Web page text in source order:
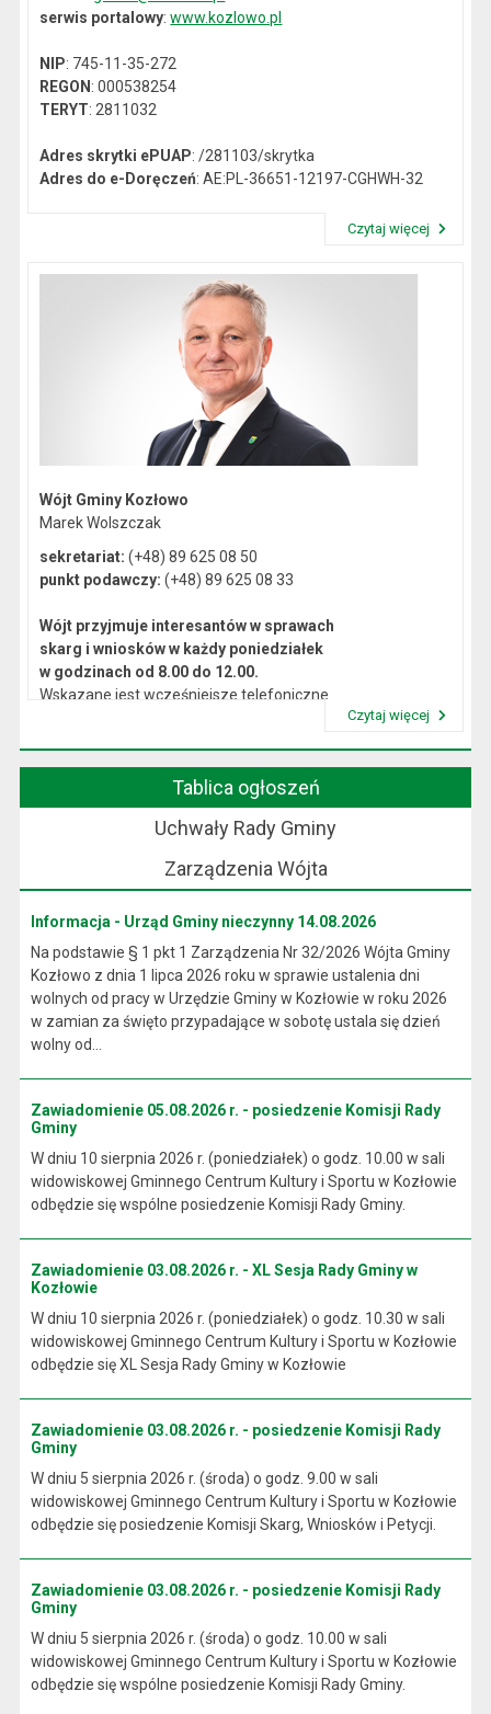
serwis portalowy:www.kozlowo.pl
NIP: 745-11-35-272
REGON: 000538254
TERYT: 2811032
Adres skrytki ePUAP: /281103/skrytka
Adres do e-Doręczeń: AE:PL-36651-12197-CGHWH-32
Czytaj więcej
Wójt Gminy Kozłowo
Marek Wolszczak
sekretariat: (+48) 89 625 08 50
punkt podawczy: (+48) 89 625 08 33
Wójt przyjmuje interesantów w sprawach
skarg i wniosków w każdy poniedziałek
w godzinach od 8.00 do 12.00.
Wskazane jest wcześniejsze telefoniczne
Czytaj więcej
Tablica ogłoszeń
Uchwały Rady Gminy
Zarządzenia Wójta
Informacja - Urząd Gminy nieczynny 14.08.2026
Na podstawie § 1 pkt 1 Zarządzenia Nr 32/2026 Wójta Gminy
Kozłowo z dnia 1 lipca 2026 roku w sprawie ustalenia dni
wolnych od pracy w Urzędzie Gminy w Kozłowie w roku 2026
w zamian za święto przypadające w sobotę ustala się dzień
wolny od...
Zawiadomienie 05.08.2026 r. - posiedzenie Komisji Rady
Gminy
W dniu 10 sierpnia 2026 r. (poniedziałek) o godz. 10.00 w sali
widowiskowej Gminnego Centrum Kultury i Sportu w Kozłowie
odbędzie się wspólne posiedzenie Komisji Rady Gminy.
Zawiadomienie 03.08.2026 r. - XL Sesja Rady Gminy w
Kozłowie
W dniu 10 sierpnia 2026 r. (poniedziałek) o godz. 10.30 w sali
widowiskowej Gminnego Centrum Kultury i Sportu w Kozłowie
odbędzie się XL Sesja Rady Gminy w Kozłowie
Zawiadomienie 03.08.2026 r. - posiedzenie Komisji Rady
Gminy
W dniu 5 sierpnia 2026 r. (środa) o godz. 9.00 w sali
widowiskowej Gminnego Centrum Kultury i Sportu w Kozłowie
odbędzie się posiedzenie Komisji Skarg, Wniosków i Petycji.
Zawiadomienie 03.08.2026 r. - posiedzenie Komisji Rady
Gminy
W dniu 5 sierpnia 2026 r. (środa) o godz. 10.00 w sali
widowiskowej Gminnego Centrum Kultury i Sportu w Kozłowie
odbędzie się wspólne posiedzenie Komisji Rady Gminy.